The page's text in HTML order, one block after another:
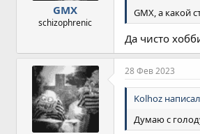
GMX
schizophrenic
GMX, а какой
Да чисто
28 Фев 2023
Kolhoz
Думаю с